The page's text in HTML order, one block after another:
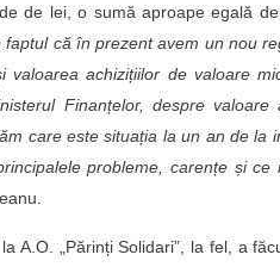
de lei, o sumă aproape egală
faptul că în prezent avem un nou
valoarea achizițiilor de valoare
Finanțelor, despre
care este situația la un an de
probleme, carențe și
la A.O. „Părinți Solidari”, la fel, a